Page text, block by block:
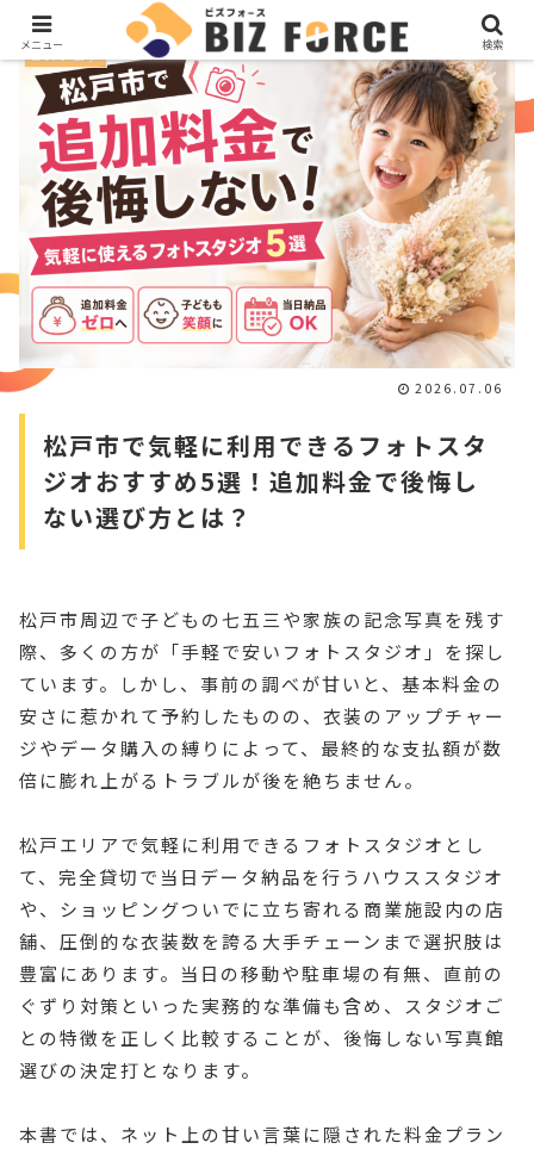
松戸市で気軽に利用できるフォトスタ
ジオおすすめ5選！追加料金で後悔し
ない選び方とは？
ビズブログ
2026.07.06
松戸市周辺で子どもの七五三や家族の記念写真を残す
際、多くの方が「手軽で安いフォトスタジオ」を探し
ています。しかし、事前の調べが甘いと、基本料金の
安さに惹かれて予約したものの、衣装のアップチャー
ジやデータ購入の縛りによって、最終的な支払額が数
倍に膨れ上がるトラブルが後を絶ちません。
松戸エリアで気軽に利用できるフォトスタジオとし
て、完全貸切で当日データ納品を行うハウススタジオ
や、ショッピングついでに立ち寄れる商業施設内の店
舗、圧倒的な衣装数を誇る大手チェーンまで選択肢は
豊富にあります。当日の移動や駐車場の有無、直前の
ぐずり対策といった実務的な準備も含め、スタジオご
との特徴を正しく比較することが、後悔しない写真館
選びの決定打となります。
本書では、ネット上の甘い言葉に隠された料金プラン
メニュー 検索